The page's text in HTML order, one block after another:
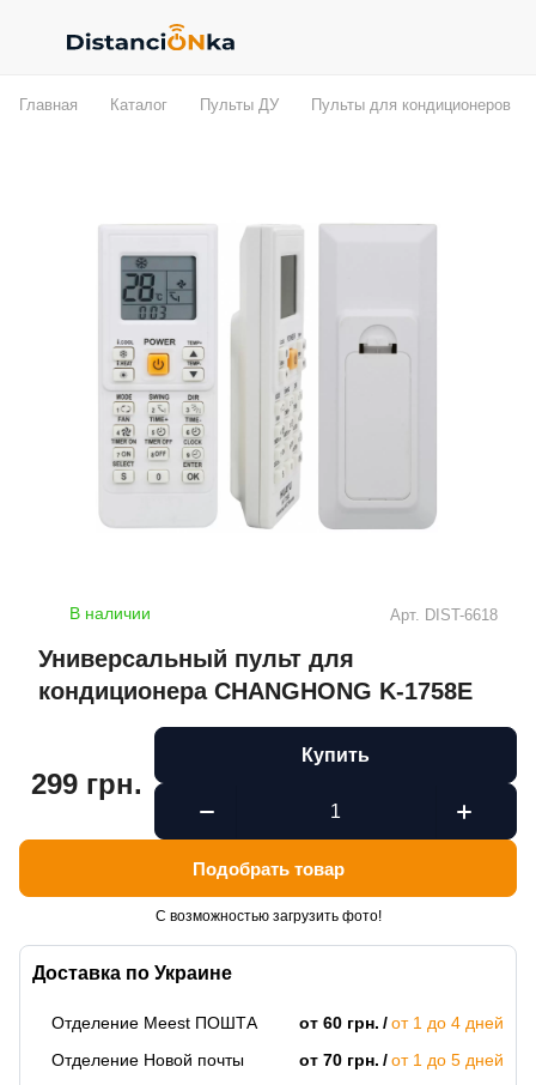
Главная Каталог Пульты ДУ Пульты для кондиционеров
В наличии Арт. DIST-6618
Универсальный пульт для
кондиционера CHANGHONG K-1758E
Доставка по Украине
Отделение Meest ПОШТА от 60 грн.
от 1 до 4 дней
Отделение Новой почты
от 70 грн.
от 1 до 5 дней
299 грн.
Купить
Подобрать товар
С возможностью загрузить фото!